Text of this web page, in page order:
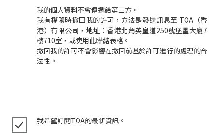
我的個人資料不會傳遞給第三方。
我有權隨時撤回我的許可，方法是發送訊息至 TOA（香
港）有限公司，地址：香港北角英皇道250號堡壘大廈7
樓710室，或使用此聯絡表格。
撤回我的許可不會影響在撤回前基於許可進行的處理的合
法性。
我希望訂閱TOA的最新資訊。